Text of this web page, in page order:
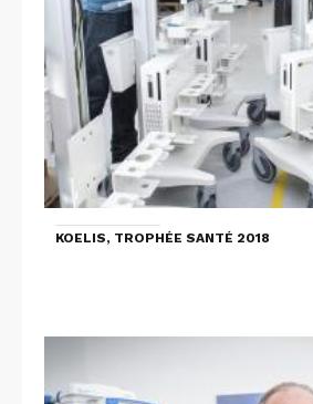
KOELIS, TROPHÉE SANTÉ 2018